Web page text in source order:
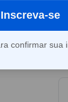
Inscreva-se
confirmar sua